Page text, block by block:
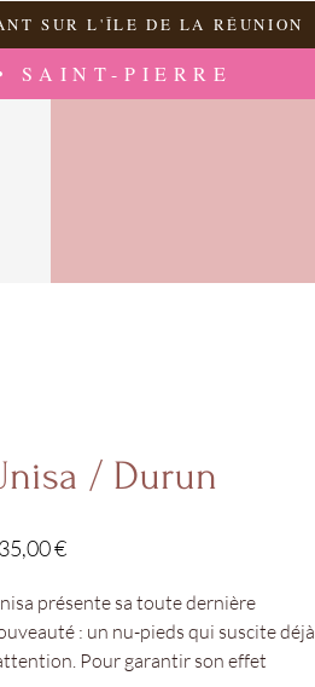
SUR L'ÎLE DE LA RÉUNION
SAINT-PIERRE
/ Durun
€Prix
présente sa toute dernière
: un nu-pieds qui suscite déjà
Pour garantir son effet